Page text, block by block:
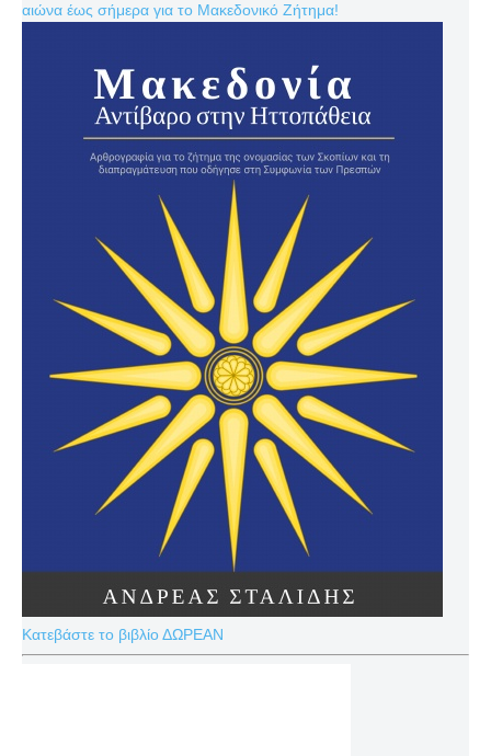
αιώνα έως σήμερα για το Μακεδονικό Ζήτημα!
Κατεβάστε το βιβλίο ΔΩΡΕΑΝ